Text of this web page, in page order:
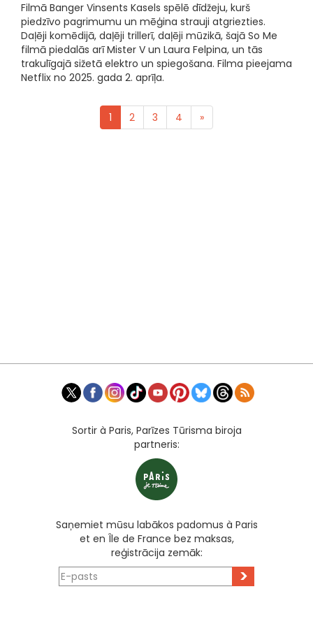
Filmā Banger Vinsents Kasels spēlē dīdžeju, kurš
piedzīvo pagrimumu un mēģina strauji atgriezties.
Daļēji komēdijā, daļēji trillerī, daļēji mūzikā, šajā So Me
filmā piedalās arī Mister V un Laura Felpina, un tās
trakulīgajā sižetā elektro un spiegošana. Filma pieejama
Netflix no 2025. gada 2. aprīļa.
1 2 3 4 »
Sortir à Paris, Parīzes Tūrisma biroja
partneris:
Saņemiet mūsu labākos padomus à Paris
et en Île de France bez maksas,
reģistrācija zemāk:
>